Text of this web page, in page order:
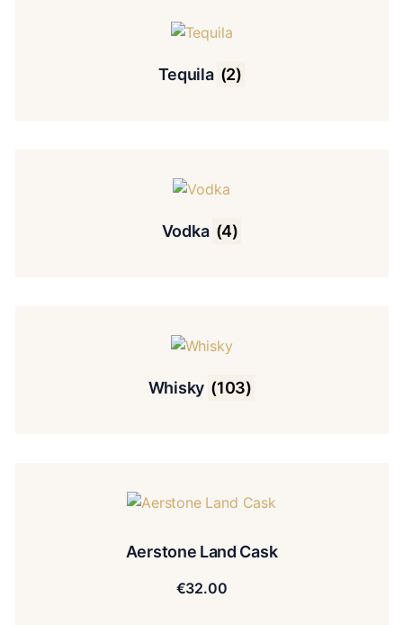
Tequila (2)
Vodka (4)
Whisky (103)
Aerstone Land Cask
€32.00